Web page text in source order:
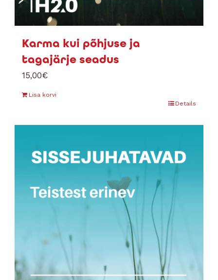
Karma kui põhjuse ja
tagajärje seadus
15,00€
Lisa korvi
Details